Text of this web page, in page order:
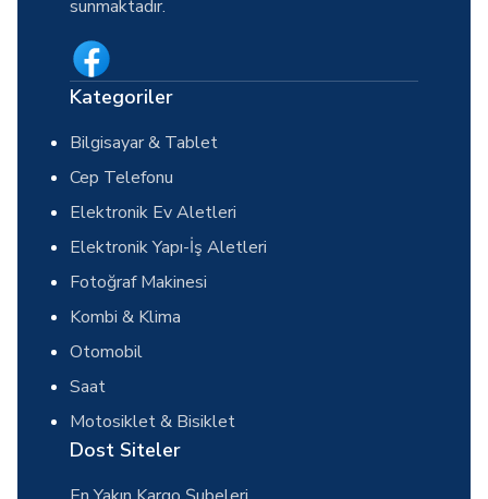
sunmaktadır.
Kategoriler
Bilgisayar & Tablet
Cep Telefonu
Elektronik Ev Aletleri
Elektronik Yapı-İş Aletleri
Fotoğraf Makinesi
Kombi & Klima
Otomobil
Saat
Motosiklet & Bisiklet
Dost Siteler